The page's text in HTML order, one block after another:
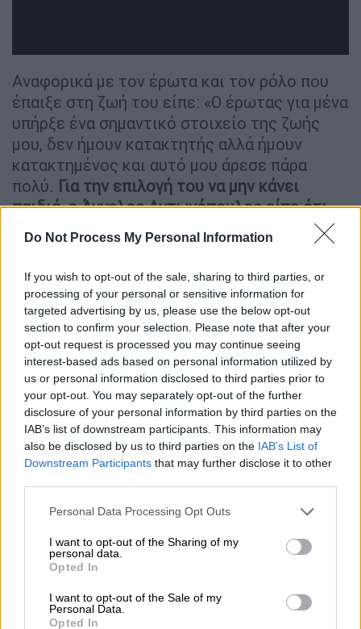
Do Not Process My Personal Information
If you wish to opt-out of the sale, sharing to third parties, or
processing of your personal or sensitive information for
targeted advertising by us, please use the below opt-out
section to confirm your selection. Please note that after your
opt-out request is processed you may continue seeing
interest-based ads based on personal information utilized by
us or personal information disclosed to third parties prior to
your opt-out. You may separately opt-out of the further
disclosure of your personal information by third parties on the
IAB’s list of downstream participants. This information may
also be disclosed by us to third parties on the IAB’s List of
Downstream Participants that may further disclose it to other
Please note that this website/app uses one or more Google
not limited to your visit or usage behaviour. You may click to
grant or deny consent to Google and its third-party tags to
use your data for below specified purposes in below Google
consent section.
Personal Data Processing Opt Outs
I want to opt-out of the Sharing of my
personal data.
Opted In
I want to opt-out of the Sale of my
Personal Data.
Opted In
Αναφορικά με τον έρωτα και τον ρόλο που
έπαιξε στη ζωή του είπε: «Ο έρωτας για μένα
υπήρξε ένα σημαντικό στοιχείο της ζωής
μου, δεν ήμουν κατακτητής αλλά ήμουν
κατακτημένος και αυτό μου άρεσε πάρα
πολύ. Για την επιλογή του να μην κάνει
παιδιά, ο Άγγελος Αντωνόπουλος είπε ότι
σήμερα μελαγχολεί.
agnostos_polemos.jpg
Οι «Πανθέοι», ο «Άγνωστος πόλεμος»
Βουγιουκλάκη και Καρέζη
ακόμα στις ταινίες που αγάπησε και στην